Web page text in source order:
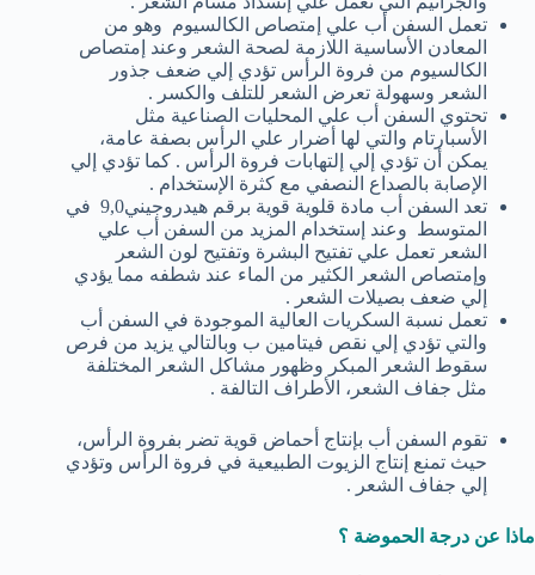
تعمل السفن أب علي إمتصاص الكالسيوم وهو من
المعادن الأساسية اللازمة لصحة الشعر وعند إمتصاص
الكالسيوم من فروة الرأس تؤدي إلي ضعف جذور
الشعر وسهولة تعرض الشعر للتلف والكسر .
تحتوي السفن أب علي المحليات الصناعية مثل
الأسبارتام والتي لها أضرار علي الرأس بصفة عامة،
يمكن أن تؤدي إلي إلتهابات فروة الرأس . كما تؤدي إلي
الإصابة بالصداع النصفي مع كثرة الإستخدام .
تعد السفن أب مادة قلوية قوية برقم هيدروجيني9,0 في
المتوسط وعند إستخدام المزيد من السفن أب علي
الشعر تعمل علي تفتيح البشرة وتفتيح لون الشعر
وإمتصاص الشعر الكثير من الماء عند شطفه مما يؤدي
إلي ضعف بصيلات الشعر .
تعمل نسبة السكريات العالية الموجودة في السفن أب
والتي تؤدي إلي نقص فيتامين ب وبالتالي يزيد من فرص
سقوط الشعر المبكر وظهور مشاكل الشعر المختلفة
مثل جفاف الشعر، الأطراف التالفة .
تقوم السفن أب بإنتاج أحماض قوية تضر بفروة الرأس،
حيث تمنع إنتاج الزيوت الطبيعية في فروة الرأس وتؤدي
إلي جفاف الشعر .
ماذا عن درجة الحموضة ؟